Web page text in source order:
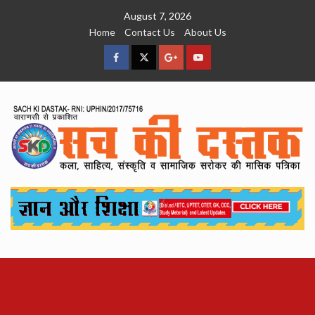
August 7, 2026
Home
Contact Us About Us
facebookTwitterGoogleYouTube